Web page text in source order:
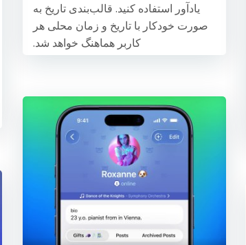
یادآور استفاده کنید. قالب‌بندی تاریخ به
صورت خودکار با تاریخ و زمان محلی هر
کاربر هماهنگ خواهد شد.